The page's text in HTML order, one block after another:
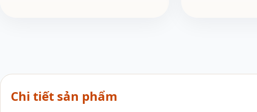
Chi tiết sản phẩm